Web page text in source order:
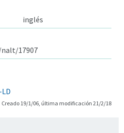
inglés
17907
Creado 19/1/06, última modificación 21/2/18